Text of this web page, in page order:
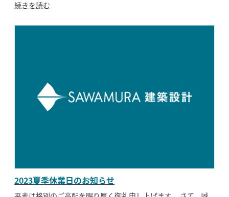
続きを読む
2023夏季休業日のお知らせ